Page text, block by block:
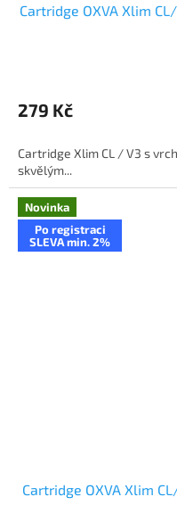
Cartridge OXVA Xlim
279 Kč
Cartridge Xlim CL / V3 s
skvělým...
Novinka
Po registraci
SLEVA min. 2%
Cartridge OXVA Xlim